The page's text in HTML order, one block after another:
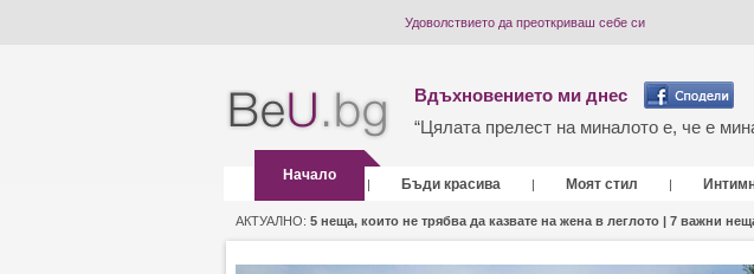
Удоволствието да преоткриваш себе си
Вдъхновението ми днес
“Цялата прелест на миналото е, че е
Начало
| Бъди красива | Моят стил |
АКТУАЛНО: 5 неща, които не трябва да казвате на жена в леглото | 7 важни